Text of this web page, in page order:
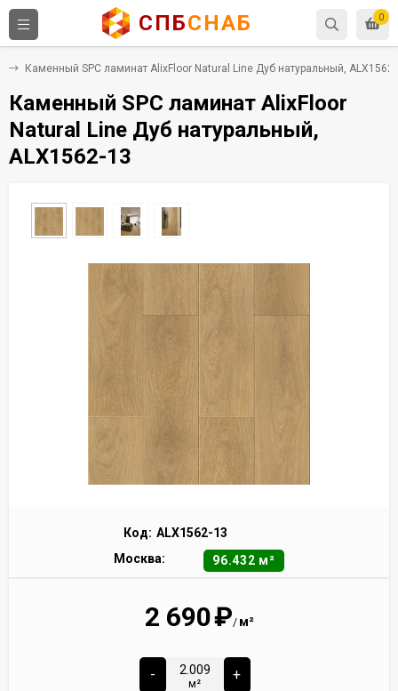
0
СПБСНАБ
Каменный SPC ламинат AlixFloor Natural Line Дуб натуральный,
Каменный SPC ламинат AlixFloor
Natural Line Дуб натуральный,
ALX1562-13
Код: ALX1562-13
Москва:
96.432 м²
2 690₽/ м²
-
м²
+